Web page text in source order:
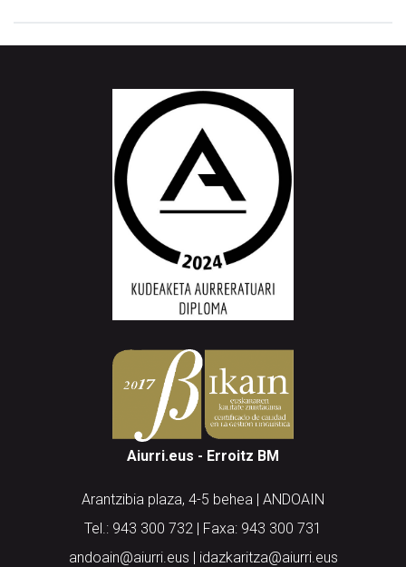
Aiurri.eus - Erroitz BM
Arantzibia plaza, 4-5 behea | ANDOAIN
Tel.: 943 300 732 | Faxa: 943 300 731
andoain@aiurri.eus | idazkaritza@aiurri.eus